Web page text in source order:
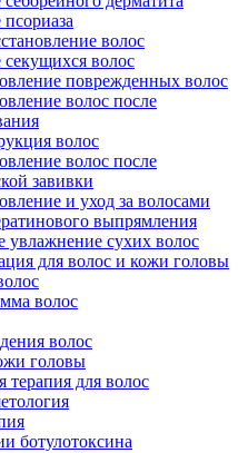
волос
волос
поврежденных волос
волос после
волос
волос после
завивки
и уход за волосами
выпрямления
увлажнение сухих волос
для волос и кожи головы
волос
волос
головы
терапия для волос
ботулотоксина